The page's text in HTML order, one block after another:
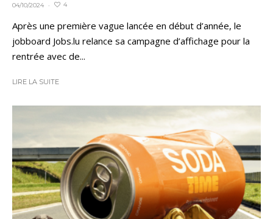
04/10/2024 · 4
Après une première vague lancée en début d’année, le
jobboard Jobs.lu relance sa campagne d’affichage pour la
rentrée avec de...
LIRE LA SUITE